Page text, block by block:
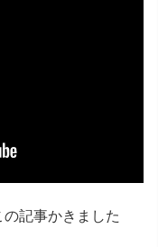
の記事かきました